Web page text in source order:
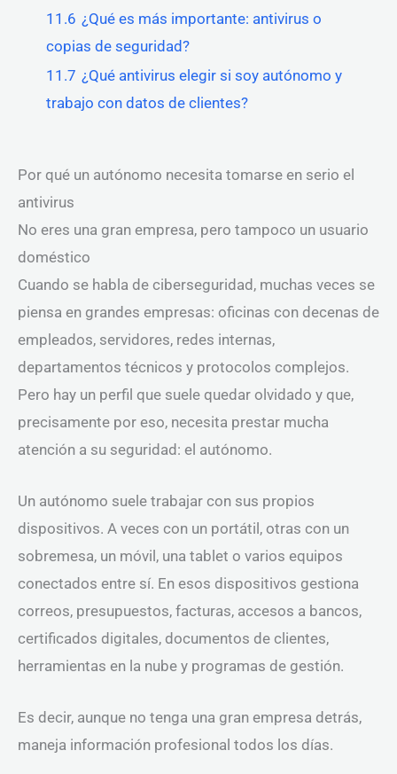
11.6 ¿Qué es más importante: antivirus o
copias de seguridad?
11.7 ¿Qué antivirus elegir si soy autónomo y
trabajo con datos de clientes?
Por qué un autónomo necesita tomarse en serio el
antivirus
No eres una gran empresa, pero tampoco un usuario
doméstico
Cuando se habla de ciberseguridad, muchas veces se
piensa en grandes empresas: oficinas con decenas de
empleados, servidores, redes internas,
departamentos técnicos y protocolos complejos.
Pero hay un perfil que suele quedar olvidado y que,
precisamente por eso, necesita prestar mucha
atención a su seguridad: el autónomo.
Un autónomo suele trabajar con sus propios
dispositivos. A veces con un portátil, otras con un
sobremesa, un móvil, una tablet o varios equipos
conectados entre sí. En esos dispositivos gestiona
correos, presupuestos, facturas, accesos a bancos,
certificados digitales, documentos de clientes,
herramientas en la nube y programas de gestión.
Es decir, aunque no tenga una gran empresa detrás,
maneja información profesional todos los días.